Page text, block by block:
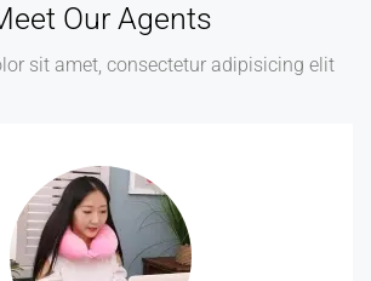
Our Agents
sit amet, consectetur adipisicing elit